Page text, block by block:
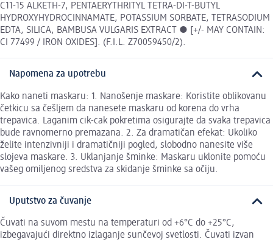
C11-15 ALKETH-7, PENTAERYTHRITYL TETRA-DI-T-BUTYL
HYDROXYHYDROCINNAMATE, POTASSIUM SORBATE, TETRASODIUM
EDTA, SILICA, BAMBUSA VULGARIS EXTRACT ● [+/- MAY CONTAIN:
CI 77499 / IRON OXIDES]. (F.I.L. Z70059450/2).
Napomena za upotrebu
Kako naneti maskaru: 1. Nanošenje maskare: Koristite oblikovanu
četkicu sa češljem da nanesete maskaru od korena do vrha
trepavica. Laganim cik-cak pokretima osigurajte da svaka trepavica
bude ravnomerno premazana. 2. Za dramatičan efekat: Ukoliko
želite intenzivniji i dramatičniji pogled, slobodno nanesite više
slojeva maskare. 3. Uklanjanje šminke: Maskaru uklonite pomoću
vašeg omiljenog sredstva za skidanje šminke sa očiju.
Uputstvo za čuvanje
Čuvati na suvom mestu na temperaturi od +6°C do +25°C,
izbegavajući direktno izlaganje sunčevoj svetlosti. Čuvati izvan